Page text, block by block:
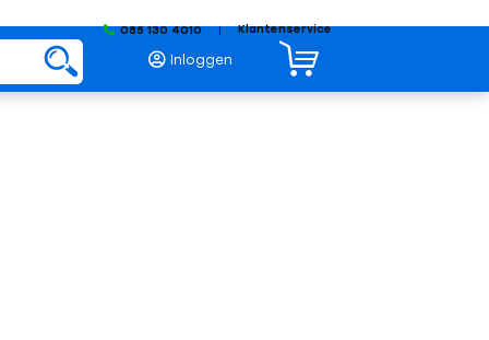
085 130 4010
| Klantenservice
Inloggen